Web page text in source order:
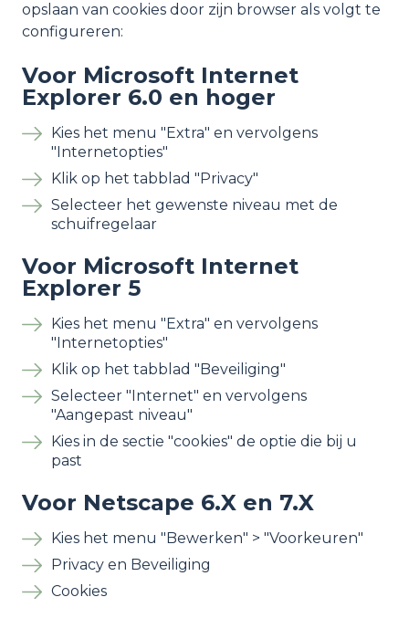
opslaan van cookies door zijn browser als volgt te
configureren:
Voor Microsoft Internet
Explorer 6.0 en hoger
Kies het menu "Extra" en vervolgens
"Internetopties"
Klik op het tabblad "Privacy"
Selecteer het gewenste niveau met de
schuifregelaar
Voor Microsoft Internet
Explorer 5
Kies het menu "Extra" en vervolgens
"Internetopties"
Klik op het tabblad "Beveiliging"
Selecteer "Internet" en vervolgens
"Aangepast niveau"
Kies in de sectie "cookies" de optie die bij u
past
Voor Netscape 6.X en 7.X
Kies het menu "Bewerken" > "Voorkeuren"
Privacy en Beveiliging
Cookies